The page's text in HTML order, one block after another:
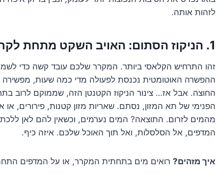
לזהות אותה.
1. הניקוז הסתום: האויב השקט מתחת לקרח
זהו התרחיש הקלאסי ביותר. המקרר שלכם עובד קשה כדי
ההפשרה האוטומטית נכנסת לפעולה מדי כמה שעות,
החוצה. אבל אז… צינור הניקוז הקטנטן הזה, שממוקם לרוב
הפנימי של תא המזון, נסתם. שאריות מזון קטנות, פירורים,
מהמים לזרום. התוצאה? המים נערמים, וכשאין להם לאן
המדפים, אל הסלסלות, ואל תוך האוכל שלכם. איזה כיף.
איך מזהים? רואים מים בתחתית המקרר, או על המדפים